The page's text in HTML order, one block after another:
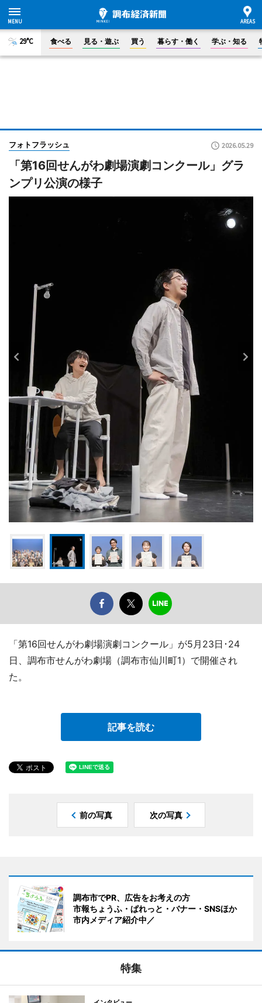
29°C 食べる 見る・遊ぶ 買う 暮らす・働く 学ぶ・知る
フォトフラッシュ 2026.05.29
「第16回せんがわ劇場演劇コンクール」グラ
ンプリ公演の様子
「第16回せんがわ劇場演劇コンクール」が5月23日･24
日、調布市せんがわ劇場（調布市仙川町1）で開催され
た。
記事を読む
前の写真 次の写真
調布市でPR、広告をお考えの方
市報ちょうふ・ぱれっと・バナー・SNSほか
市内メディア紹介中／
特集